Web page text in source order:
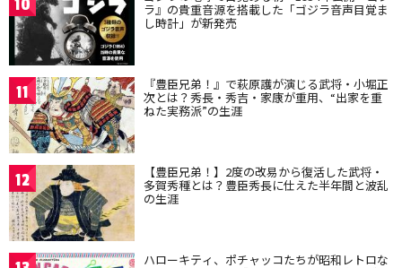
10 ラ』の貴重音源を搭載した「ゴジラ音声目覚ま
し時計」が新発売
11 『豊臣兄弟！』で萩原護が演じる武将・小堀正
次とは？秀長・秀吉・家康が重用、“出家を重
ねた実務派”の生涯
12 【豊臣兄弟！】2度の改易から復活した武将・
多賀秀種とは？豊臣秀長に仕えた半年間と波乱
の生涯
ハローキティ、ポチャッコたちが昭和レトロな